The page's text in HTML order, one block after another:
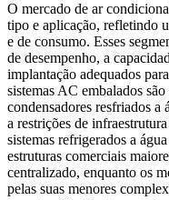
O mercado de ar
tipo e aplicação, refletindo
e de consumo. Esses
de desempenho, a
implantação adequados
sistemas AC embalados
condensadores resfriados a
a restrições de
sistemas refrigerados a
estruturas comerciais
centralizado, enquanto os
pelas suas menores